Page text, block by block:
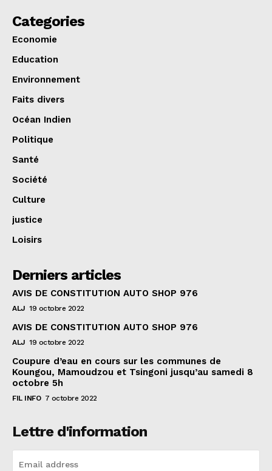
Categories
Economie
Education
Environnement
Faits divers
Océan Indien
Politique
Santé
Société
Culture
justice
Loisirs
Derniers articles
AVIS DE CONSTITUTION AUTO SHOP 976
ALJ 19 octobre 2022
AVIS DE CONSTITUTION AUTO SHOP 976
ALJ 19 octobre 2022
Coupure d’eau en cours sur les communes de
Koungou, Mamoudzou et Tsingoni jusqu’au samedi 8
octobre 5h
FIL INFO 7 octobre 2022
Lettre d'information